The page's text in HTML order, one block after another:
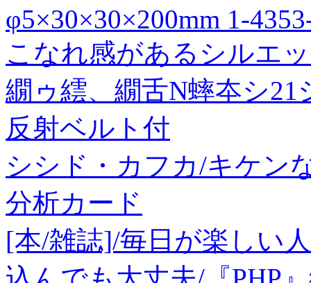
φ5×30×30×200mm 1-
こなれ感があるシルエ
繝ゥ繧、繝舌Ν蟀夲シ21
反射ベルト付
シシド・カフカ/キケン
分析カード
[本/雑誌]/毎日が楽しい